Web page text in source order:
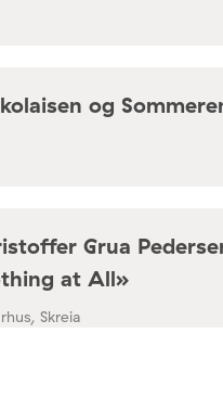
og
Grua
at All»
Skreia